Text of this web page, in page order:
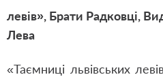
левів», Брати Радковці,
Лева
«Таємниці львівських